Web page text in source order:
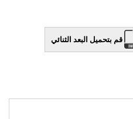
قم بتحميل البعد الثنائي